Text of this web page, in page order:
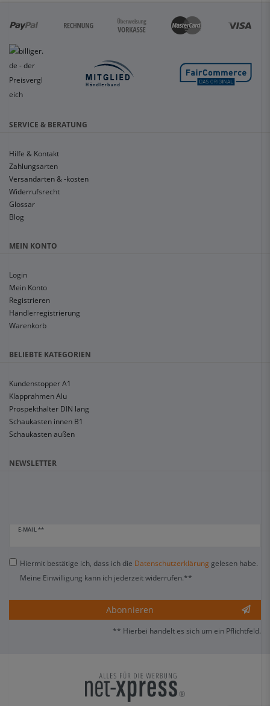
SERVICE & BERATUNG
Hilfe & Kontakt
Zahlungsarten
Versandarten & -kosten
Widerrufsrecht
Glossar
Blog
MEIN KONTO
Login
Mein Konto
Registrieren
Händlerregistrierung
Warenkorb
BELIEBTE KATEGORIEN
Kundenstopper A1
Klapprahmen Alu
Prospekthalter DIN lang
Schaukasten innen B1
Schaukasten außen
NEWSLETTER
E-MAIL **
Hiermit bestätige ich, dass ich die Daten­schutz­erklärung gelesen habe.
Meine Einwilligung kann ich jederzeit widerrufen.**
Abonnieren
** Hierbei handelt es sich um ein Pflichtfeld.